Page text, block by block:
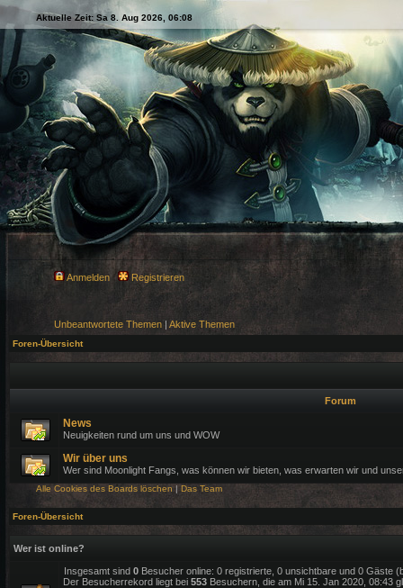
Aktuelle Zeit: Sa 8. Aug 2026, 06:08
Anmelden Registrieren
Unbeantwortete Themen | Aktive Themen
Foren-Übersicht
Forum
News
Neuigkeiten rund um uns und WOW
Wir über uns
Wer sind Moonlight Fangs, was können wir bieten, was erwarten wir und
Alle Cookies des Boards löschen | Das Team
Foren-Übersicht
Wer ist online?
Insgesamt sind 0 Besucher online: 0 registrierte, 0 unsichtbare und 0 Gäste
Der Besucherrekord liegt bei 553 Besuchern, die am Mi 15. Jan 2020, 08:43